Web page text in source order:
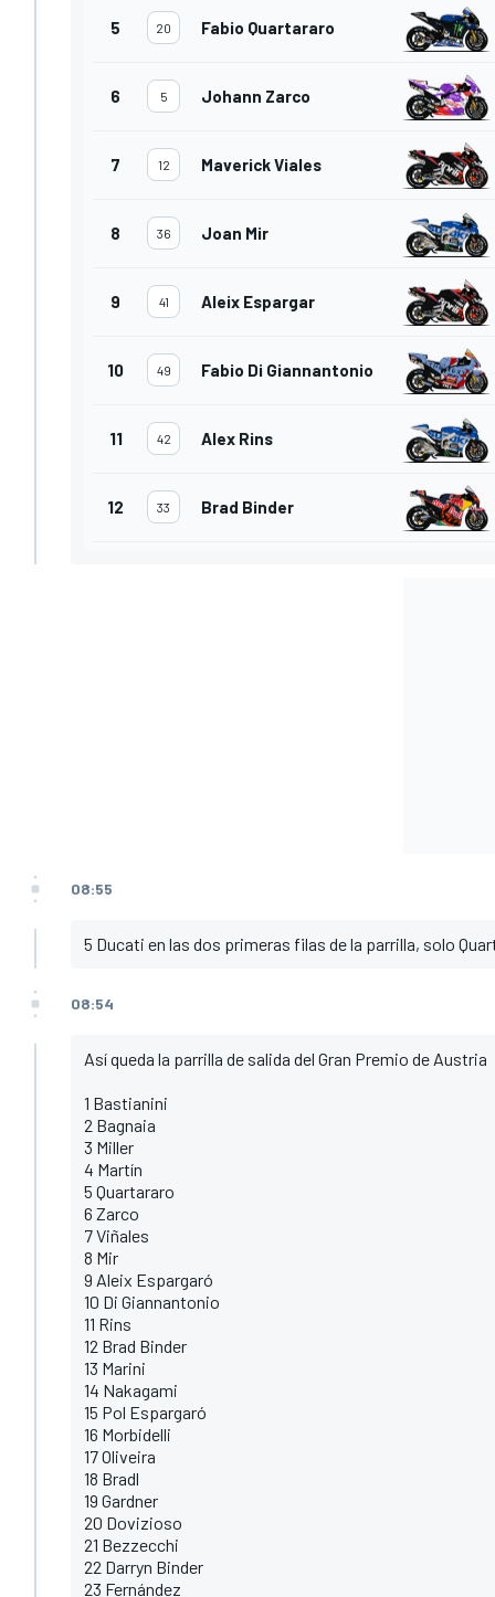
5 20 Fabio Quartararo
6 5 Johann Zarco
7 12 Maverick Viales
8 36 Joan Mir
9 41 Aleix Espargar
10 49 Fabio Di Giannantonio
11 42 Alex Rins
12 33 Brad Binder
08:55
5 Ducati en las dos primeras filas de la parrilla, solo
08:54
Así queda la parrilla de salida del Gran Premio de Austria
1 Bastianini
2 Bagnaia
3 Miller
4 Martín
5 Quartararo
6 Zarco
7 Viñales
8 Mir
9 Aleix Espargaró
10 Di Giannantonio
11 Rins
12 Brad Binder
13 Marini
14 Nakagami
15 Pol Espargaró
16 Morbidelli
17 Oliveira
18 Bradl
19 Gardner
20 Dovizioso
21 Bezzecchi
22 Darryn Binder
23 Fernández